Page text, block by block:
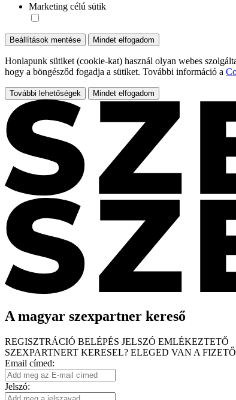
Marketing célú sütik
Beállítások mentése Mindet elfogadom
Honlapunk sütiket (cookie-kat) használ olyan webes
hogy a böngésződ fogadja a sütiket. További információ a
További lehetőségek Mindet elfogadom
A magyar szexpartner kereső
REGISZTRÁCIÓ BELÉPÉS JELSZÓ EMLÉKEZTETŐ
SZEXPARTNERT KERESEL? ELEGED VAN A
Email címed:
Jelszó: